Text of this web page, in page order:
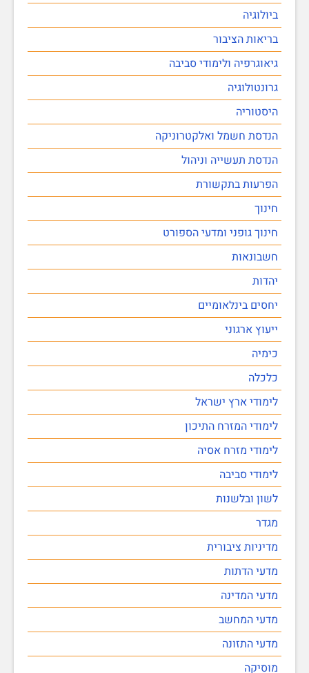
ביולוגיה
בריאות הציבור
גיאוגרפיה ולימודי סביבה
גרונטולוגיה
היסטוריה
הנדסת חשמל ואלקטרוניקה
הנדסת תעשייה וניהול
הפרעות בתקשורת
חינוך
חינוך גופני ומדעי הספורט
חשבונאות
יהדות
יחסים בינלאומיים
ייעוץ ארגוני
כימיה
כלכלה
לימודי ארץ ישראל
לימודי המזרח התיכון
לימודי מזרח אסיה
לימודי סביבה
לשון ובלשנות
מגדר
מדיניות ציבורית
מדעי הדתות
מדעי המדינה
מדעי המחשב
מדעי התזונה
מוסיקה